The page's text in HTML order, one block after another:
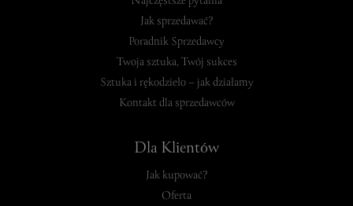
Jak sprzedawać?
Poradnik Sprzedawcy
Twoja sztuka, Twój sukces
Sztuka i rękodzieło – jak działamy
Kontakt dla sprzedawców
Dla Klientów
Jak kupować?
Oferta